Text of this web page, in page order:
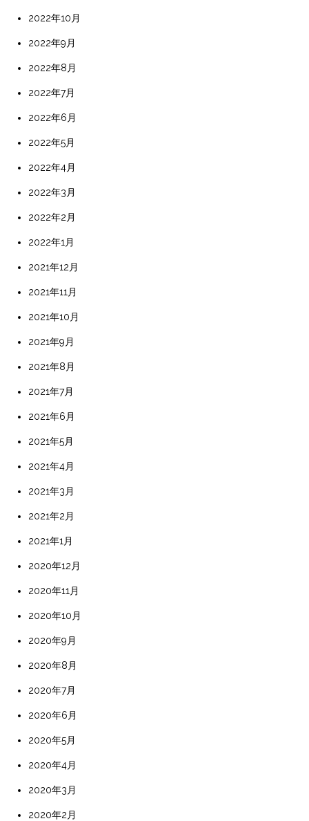
2022年10月
2022年9月
2022年8月
2022年7月
2022年6月
2022年5月
2022年4月
2022年3月
2022年2月
2022年1月
2021年12月
2021年11月
2021年10月
2021年9月
2021年8月
2021年7月
2021年6月
2021年5月
2021年4月
2021年3月
2021年2月
2021年1月
2020年12月
2020年11月
2020年10月
2020年9月
2020年8月
2020年7月
2020年6月
2020年5月
2020年4月
2020年3月
2020年2月